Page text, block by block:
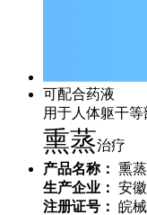
可配合药液
用于人体躯干等
熏蒸治疗
产品名称： 熏
生产企业： 安
注册证号： 皖